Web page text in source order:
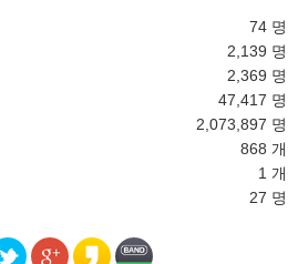
74 명
2,139 명
2,369 명
47,417 명
2,073,897 명
868 개
1 개
27 명